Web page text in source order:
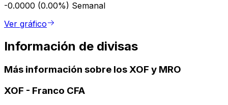
-0.0000 (0.00%) Semanal
Ver gráfico
Información de divisas
Más información sobre los XOF y MRO
XOF - Franco CFA